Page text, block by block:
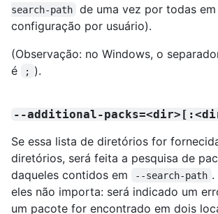
search-path
de uma vez por todas
configuração por usuário).
(Observação: no Windows, o
é
; ).
--additional-
Se essa lista de diretórios for
diretórios, será feita a pesquisa de
daqueles contidos em
--search-path .
eles não importa: será indicado um
um pacote for encontrado em dois